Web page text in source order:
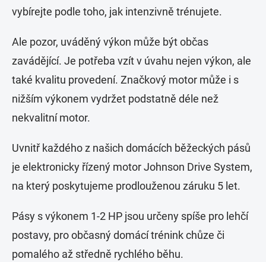
vybírejte podle toho, jak intenzivně trénujete.
Ale pozor, uváděný výkon může být občas
zavádějící. Je potřeba vzít v úvahu nejen výkon, ale
také kvalitu provedení. Značkový motor může i s
nižším výkonem vydržet podstatně déle než
nekvalitní motor.
Uvnitř každého z našich domácích běžeckých pásů
je elektronicky řízený motor Johnson Drive System,
na který poskytujeme prodlouženou záruku 5 let.
Pásy s výkonem 1-2 HP jsou určeny spíše pro lehčí
postavy, pro občasný domácí trénink chůze či
pomalého až středně rychlého běhu.